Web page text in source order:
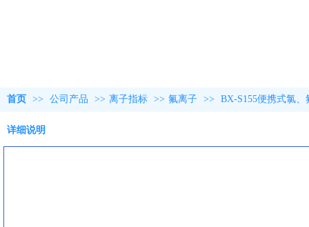
首页 >> 公司产品 >> 离子指标 >> 氟离子 >> BX-S155便携式氯
详细说明